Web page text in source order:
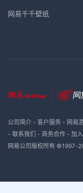
网易千千壁纸
公司简介- 客户服务- 网易
- 联系我们 - 商务合作- 加
网易公司版权所有 ©1997-